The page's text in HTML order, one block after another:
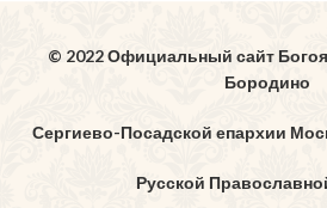
© 2022 Официальный сайт
Бородино
Сергиево-Посадской епархии
Русской